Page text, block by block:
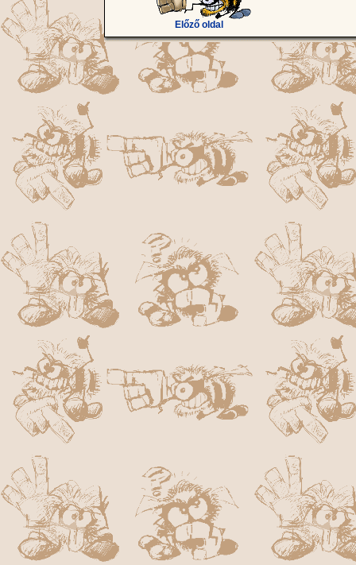
Előző oldal